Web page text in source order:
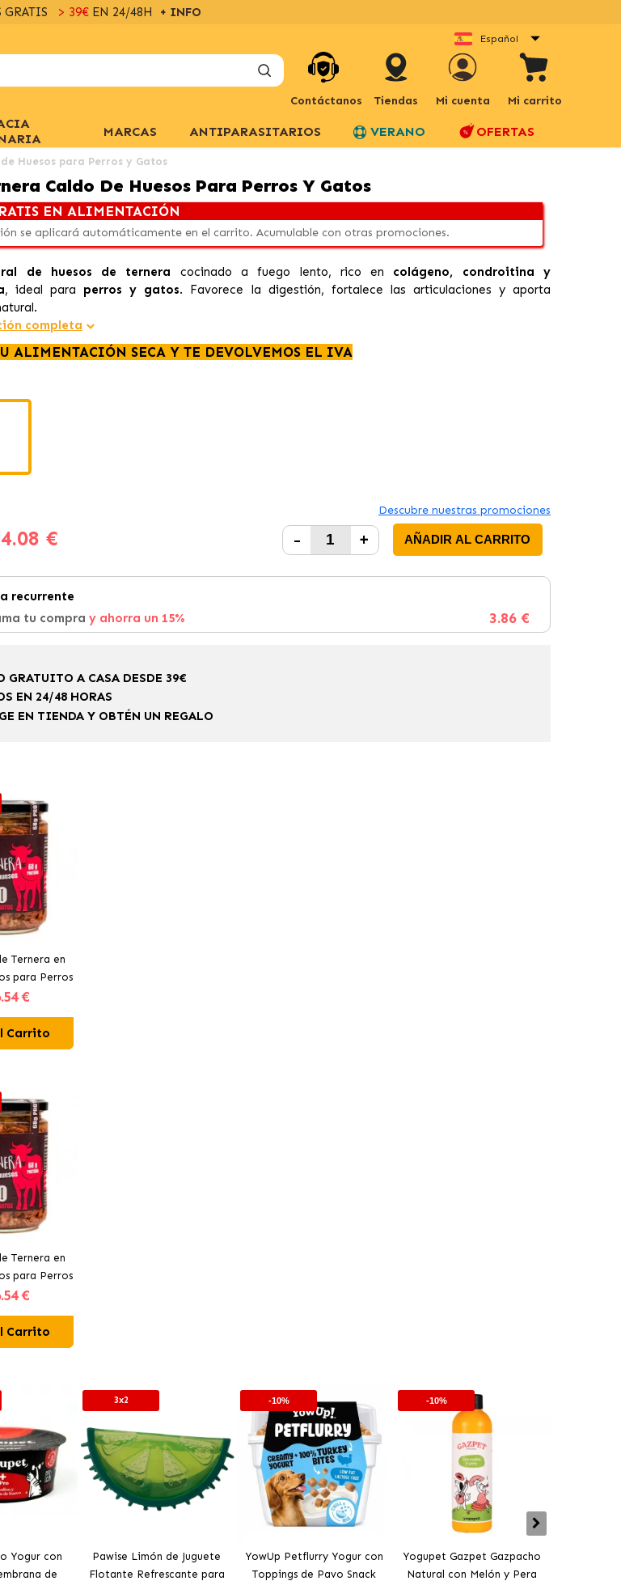
> 39€EN 24/48H + INFO
Español
Contáctanos Tiendas Mi cuenta Mi carrito
MARCAS ANTIPARASITARIOS VERANO OFERTAS
Huesos para Perros y Gatos
Caldo De Huesos Para Perros Y Gatos
EN ALIMENTACIÓN
se aplicará automáticamente en el carrito. Acumulable con otras promociones.
de huesos de ternera cocinado a fuego lento, rico en colágeno, condroitina y
, ideal para perros y gatos. Favorece la digestión, fortalece las articulaciones y aporta
completa
ALIMENTACIÓN SECA Y TE DEVOLVEMOS EL IVA
Descubre nuestras promociones
4.08 € - + AÑADIR AL CARRITO
recurrente
tu compra y ahorra un 15% 3.86 €
GRATUITO A CASA DESDE 39€
EN 24/48 HORAS
EN TIENDA Y OBTÉN UN REGALO
Ternera en
para Perros
.54 €
Carrito
Ternera en
para Perros
.54 €
Carrito
Yogur con
de
3x2
Pawise Limón de Juguete
Flotante Refrescante para
-10%
YowUp Petflurry Yogur con
Toppings de Pavo Snack
-10%
Yogupet Gazpet Gazpacho
Natural con Melón y Pera